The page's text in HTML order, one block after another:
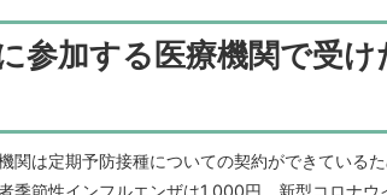
参加する医療機関で受け
関は定期予防接種についての契約ができている
季節性インフルエンザは1,000円、新型コロナ